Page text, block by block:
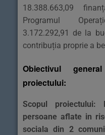
18.388.663,09
Programul
3.172.292,91 de la
contribuția proprie a
Obiectivul
proiectului:
Scopul proiectului:
persoane aflate in
sociala din 2